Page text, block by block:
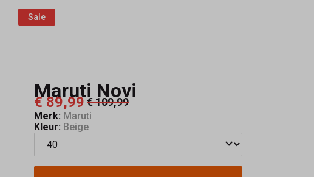
Sale
Maruti Novi
€ 89,99€ 109,99
Merk: Maruti
Kleur: Beige